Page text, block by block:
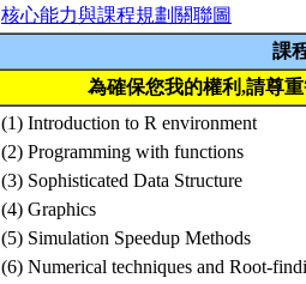
核心能力與課程規劃關聯圖
課
為確保您我的權利,請尊
(1) Introduction to R environment
(2) Programming with functions
(3) Sophisticated Data Structure
(4) Graphics
(5) Simulation Speedup Methods
(6) Numerical techniques and Root-